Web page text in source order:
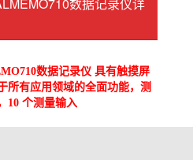
数据记录仪 具有触摸屏
所有应用领域的全面功能， 测
10 个测量输入